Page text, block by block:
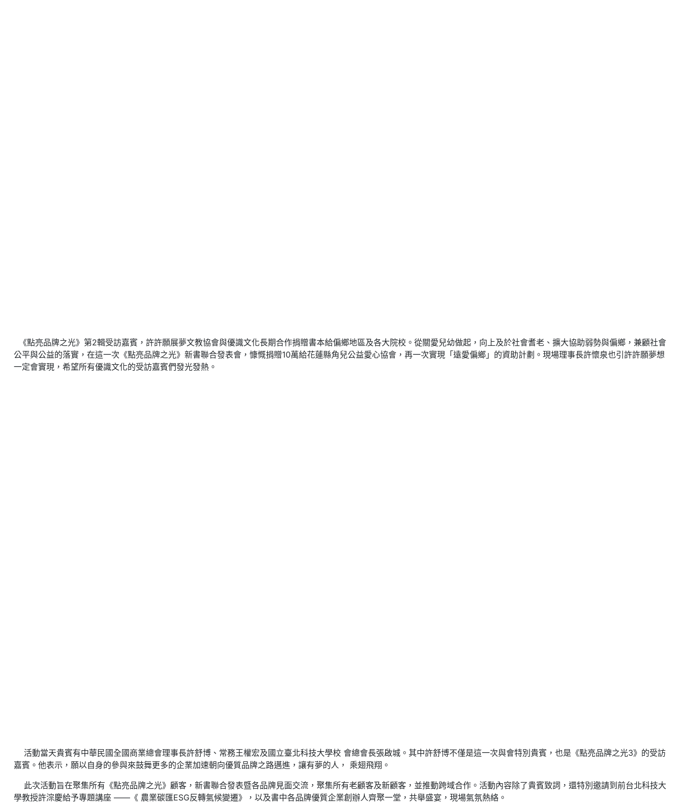
《點亮品牌之光》第2輯受訪嘉賓，許許願展夢文教協會與優識文化長期合作捐贈書本給偏鄉地區及各大院校。從關愛兒幼做起，向上及於社會耆老、擴大協助弱勢與偏鄉，兼顧社會
公平與公益的落實，在這一次《點亮品牌之光》新書聯合發表會，慷慨捐贈10萬給花蓮縣角兒公益愛心協會，再一次實現「遠愛偏鄉」的資助計劃。現場理事長許懷泉也引許許願夢想
一定會實現，希望所有優識文化的受訪嘉賓們發光發熱。
活動當天貴賓有中華民國全國商業總會理事長許舒博、常務王權宏及國立臺北科技大學校 會總會長張啟城。其中許舒博不僅是這一次與會特別貴賓，也是《點亮品牌之光3》的受訪
嘉賓。他表示，願以自身的參與來鼓舞更多的企業加速朝向優質品牌之路邁進，讓有夢的人， 乘翅飛翔。
此次活動旨在聚集所有《點亮品牌之光》顧客，新書聯合發表暨各品牌見面交流，聚集所有老顧客及新顧客，並推動跨域合作。活動內容除了貴賓致詞，還特別邀請到前台北科技大
學教授許淙慶給予專題講座 ——《 農業碳匯ESG反轉氣候變遷》，以及書中各品牌優質企業創辦人齊聚一堂，共舉盛宴，現場氣氛熱絡。